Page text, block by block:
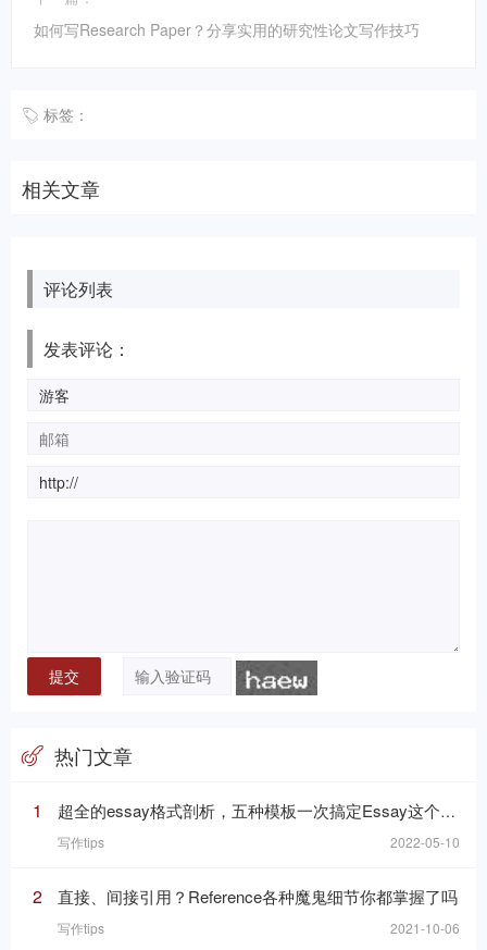
如何写Research Paper？分享实用的研究性论文写作技巧
标签：
相关文章
评论列表
发表评论：
热门文章
1 超全的essay格式剖析，五种模板一次搞定Essay这个“八股文”
写作tips 2022-05-10
2 直接、间接引用？Reference各种魔鬼细节你都掌握了吗
写作tips 2021-10-06